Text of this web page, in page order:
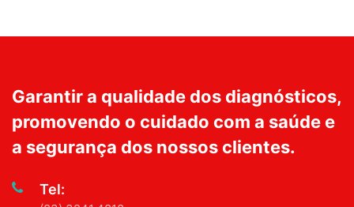
Garantir a qualidade dos diagnósticos,
promovendo o cuidado com a saúde e
a segurança dos nossos clientes.
Tel: